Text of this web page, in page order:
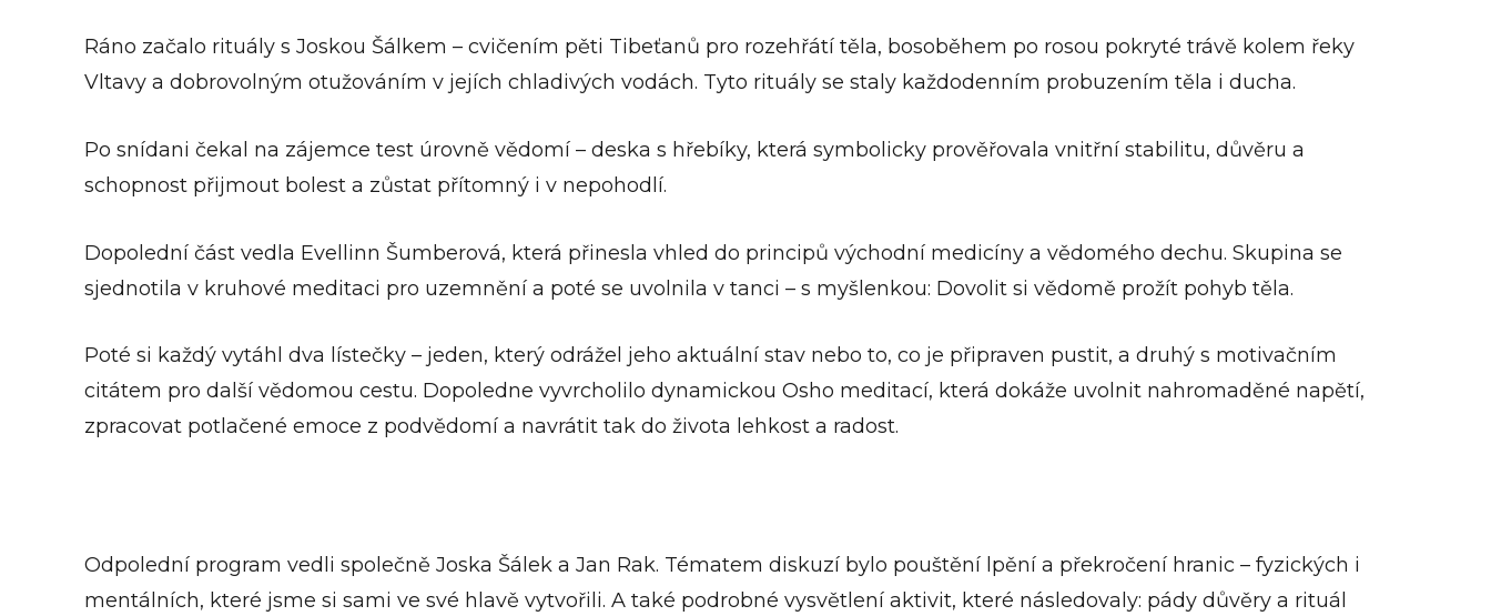
Ráno začalo rituály s Joskou Šálkem – cvičením pěti Tibeťanů pro rozehřátí těla, bosoběhem po rosou pokryté trávě kolem řeky
Vltavy a dobrovolným otužováním v jejích chladivých vodách. Tyto rituály se staly každodenním probuzením těla i ducha.
Po snídani čekal na zájemce test úrovně vědomí – deska s hřebíky, která symbolicky prověřovala vnitřní stabilitu, důvěru a
schopnost přijmout bolest a zůstat přítomný i v nepohodlí.
Dopolední část vedla Evellinn Šumberová, která přinesla vhled do principů východní medicíny a vědomého dechu. Skupina se
sjednotila v kruhové meditaci pro uzemnění a poté se uvolnila v tanci – s myšlenkou: Dovolit si vědomě prožít pohyb těla.
Poté si každý vytáhl dva lístečky – jeden, který odrážel jeho aktuální stav nebo to, co je připraven pustit, a druhý s motivačním
citátem pro další vědomou cestu. Dopoledne vyvrcholilo dynamickou Osho meditací, která dokáže uvolnit nahromaděné napětí,
zpracovat potlačené emoce z podvědomí a navrátit tak do života lehkost a radost.
Odpolední program vedli společně Joska Šálek a Jan Rak. Tématem diskuzí bylo pouštění lpění a překročení hranic – fyzických i
mentálních, které jsme si sami ve své hlavě vytvořili. A také podrobné vysvětlení aktivit, které následovaly: pády důvěry a rituál